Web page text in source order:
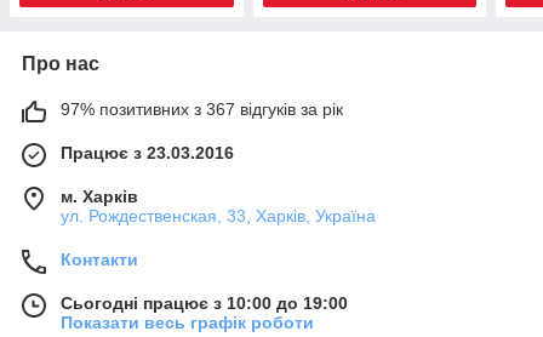
Про нас
97% позитивних з 367 відгуків за рік
Працює з 23.03.2016
м. Харків
ул. Рождественская, 33, Харків, Україна
Контакти
Сьогодні працює з 10:00 до 19:00
Показати весь графік роботи